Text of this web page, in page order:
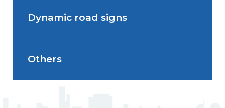
Outdoor Led Display
Dynamic road signs
Dynamic road signs
Others